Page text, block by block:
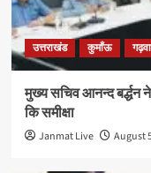
उत्तराखंड कुमाँऊ
मुख्य सचिव आनन्द बर्द्धन
कि समीक्षा
Janmat Live August